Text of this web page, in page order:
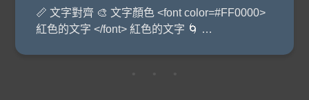
📏 文字對齊 🎨 文字顏色 <font color=#FF0000>
紅色的文字 </font> 紅色的文字 🌀 …